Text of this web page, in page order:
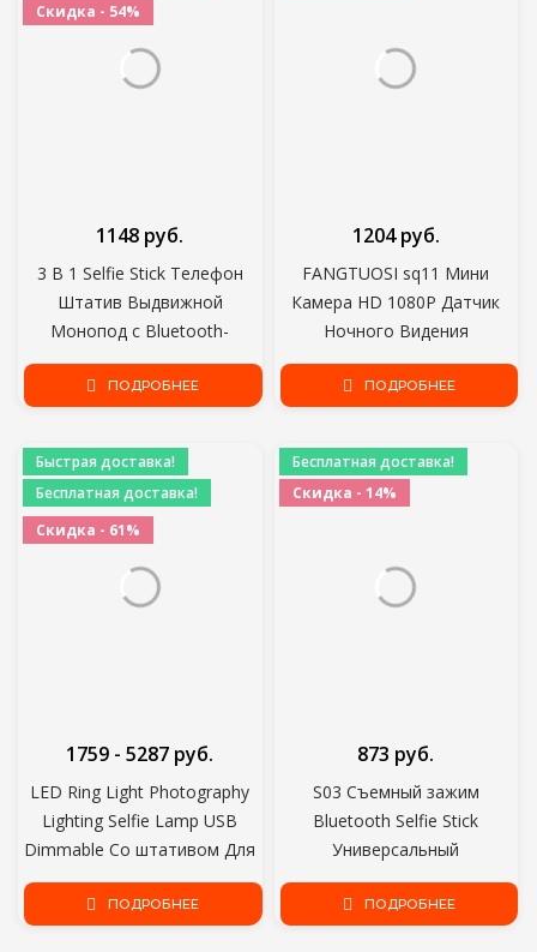
Скидка - 54%
3 В 1 Selfie Stick Телефон
Штатив Выдвижной
Монопод с Bluetooth-
совместимым пультом
дистанционного управления
1148 руб.
ПОДРОБНЕЕ
FANGTUOSI sq11 Мини
Камера HD 1080P Датчик
Ночного Видения
Видеокамера Motion DVR
Микро Камера Sport DV
cam SQ 11
1204 руб.
ПОДРОБНЕЕ
Быстрая доставка!
Бесплатная доставка!
Скидка - 61%
LED Ring Light Photography
Lighting Selfie Lamp USB
Dimmable Со штативом Для
Youtube Photo Studio Makeup
Video Live
1759 - 5287 руб.
ПОДРОБНЕЕ
Бесплатная доставка!
Скидка - 14%
S03 Съемный зажим
Bluetooth Selfie Stick
Универсальный
Горизонтальный и
Вертикальный Штатив Selfie
873 руб.
ПОДРОБНЕЕ